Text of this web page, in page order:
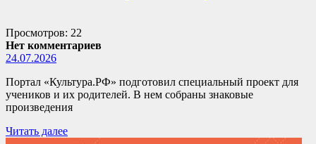
Просмотров: 22
Нет комментариев
24.07.2026
Портал «Культура.РФ» подготовил специальный проект для
учеников и их родителей. В нем собраны знаковые
произведения
Читать далее